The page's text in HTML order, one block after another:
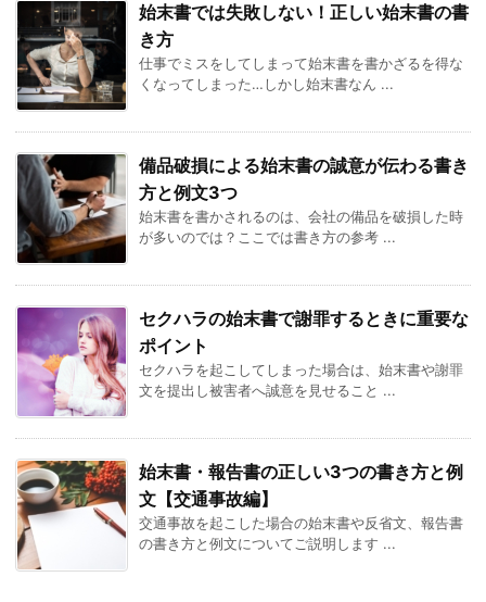
始末書では失敗しない！正しい始末書の書
き方
仕事でミスをしてしまって始末書を書かざるを得な
くなってしまった…しかし始末書なん ...
備品破損による始末書の誠意が伝わる書き
方と例文3つ
始末書を書かされるのは、会社の備品を破損した時
が多いのでは？ここでは書き方の参考 ...
セクハラの始末書で謝罪するときに重要な
ポイント
セクハラを起こしてしまった場合は、始末書や謝罪
文を提出し被害者へ誠意を見せること ...
始末書・報告書の正しい3つの書き方と例
文【交通事故編】
交通事故を起こした場合の始末書や反省文、報告書
の書き方と例文についてご説明します ...